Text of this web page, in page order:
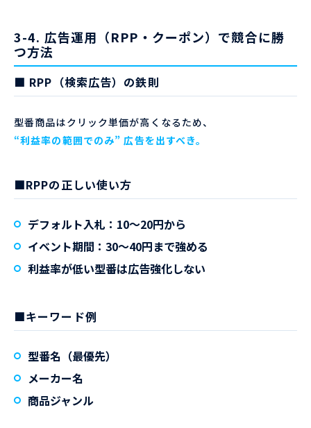
3-4. 広告運用（RPP・クーポン）で競合に勝
つ方法
■ RPP（検索広告）の鉄則
型番商品はクリック単価が高くなるため、
“利益率の範囲でのみ” 広告を出すべき。
■RPPの正しい使い方
デフォルト入札：10〜20円から
イベント期間：30〜40円まで強める
利益率が低い型番は広告強化しない
■キーワード例
型番名（最優先）
メーカー名
商品ジャンル